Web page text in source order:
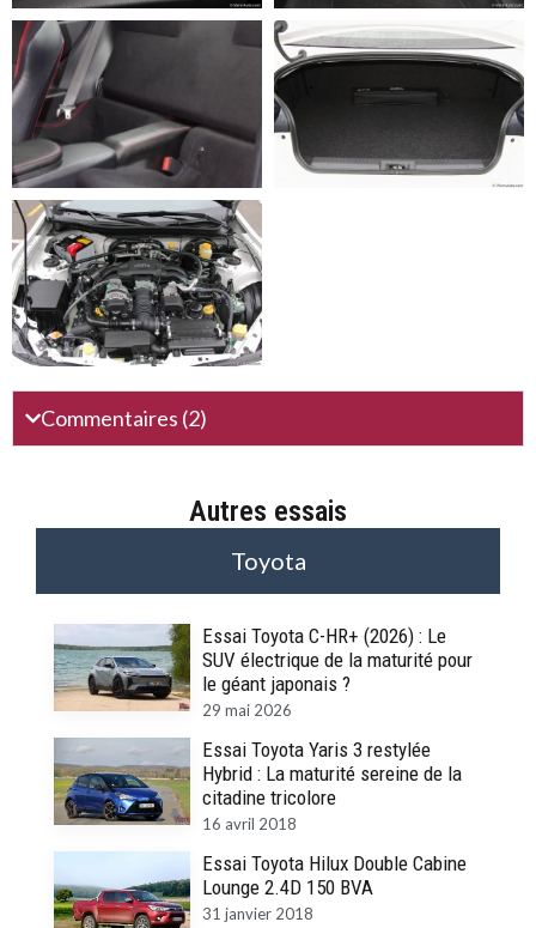
Commentaires (2)
Autres essais
Toyota
Essai Toyota C-HR+ (2026) : Le
SUV électrique de la maturité pour
le géant japonais ?
29 mai 2026
Essai Toyota Yaris 3 restylée
Hybrid : La maturité sereine de la
citadine tricolore
16 avril 2018
Essai Toyota Hilux Double Cabine
Lounge 2.4D 150 BVA
31 janvier 2018